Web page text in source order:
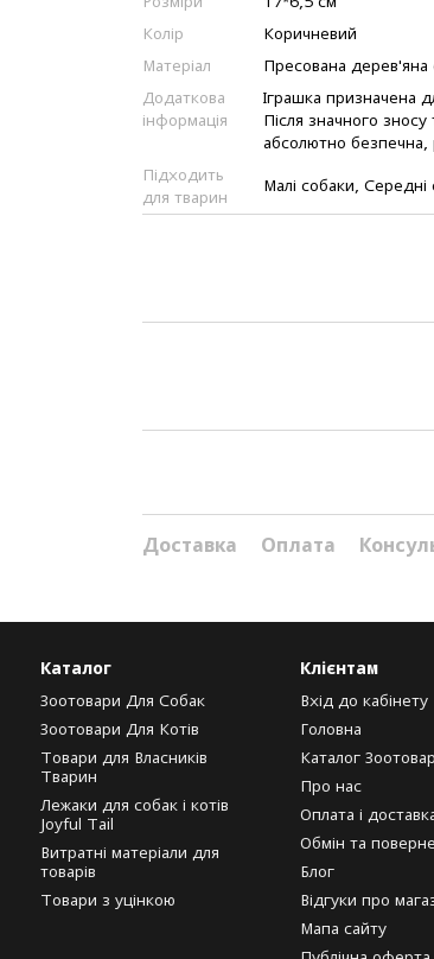
Колір
Коричневий
Матеріал
Пресована дерев'яна
Додаткова
інформація
Іграшка призначена
Після значного
абсолютно безпечна,
Підходить
для тварин
Малі собаки, Середні
Доставка Оплата
Каталог
Зоотовари Для Собак
Зоотовари Для Котів
Товари для Власників
Тварин
Лежаки для собак і котів
Joyful Tail
Витратні матеріали для
товарів
Товари з уцінкою
Клієнтам
Вхід до кабінету
Головна
Каталог
Про нас
Оплата і
Обмін та
Блог
Відгуки про
Мапа сайту